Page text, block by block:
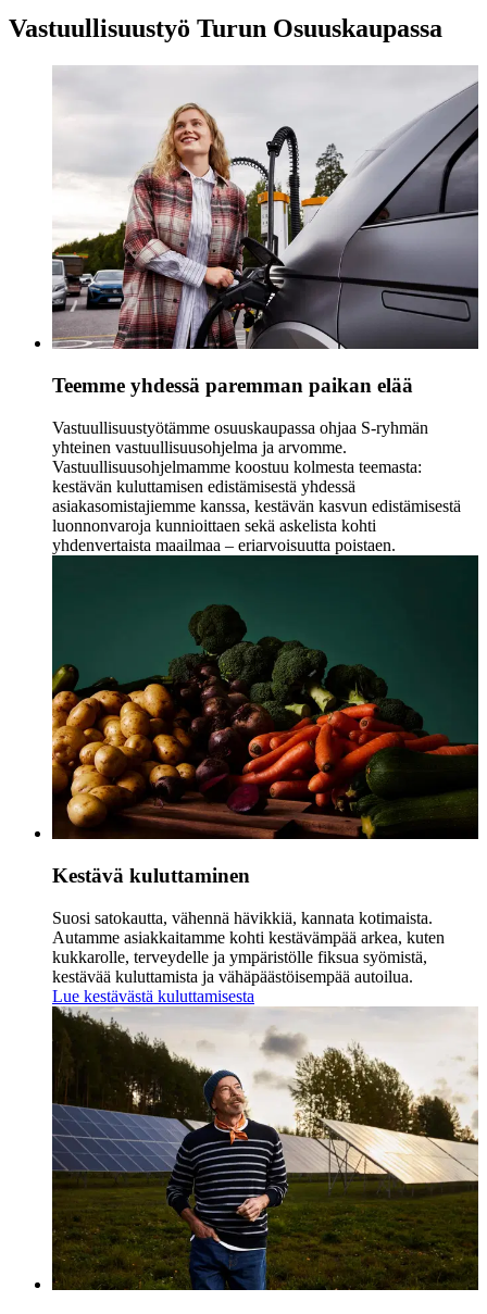
Vastuullisuustyö Turun Osuuskaupassa
Teemme yhdessä paremman paikan elää
Vastuullisuustyötämme osuuskaupassa ohjaa S-ryhmän
yhteinen vastuullisuusohjelma ja arvomme.
Vastuullisuusohjelmamme koostuu kolmesta teemasta:
kestävän kuluttamisen edistämisestä yhdessä
asiakasomistajiemme kanssa, kestävän kasvun edistämisestä
luonnonvaroja kunnioittaen sekä askelista kohti
yhdenvertaista maailmaa – eriarvoisuutta poistaen.
Kestävä kuluttaminen
Suosi satokautta, vähennä hävikkiä, kannata kotimaista.
Autamme asiakkaitamme kohti kestävämpää arkea, kuten
kukkarolle, terveydelle ja ympäristölle fiksua syömistä,
kestävää kuluttamista ja vähäpäästöisempää autoilua.
Lue kestävästä kuluttamisesta